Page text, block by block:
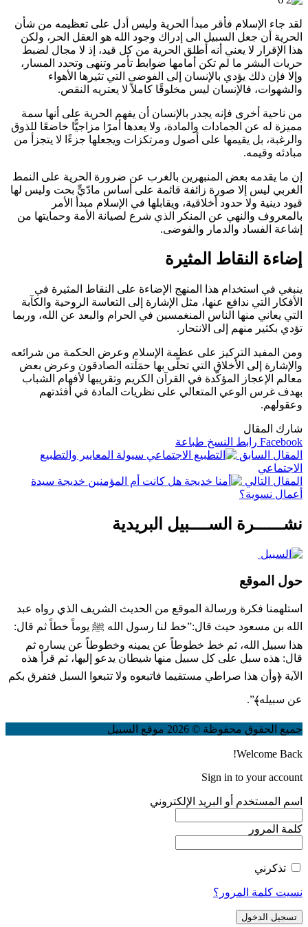
لقد جاء الإسلام فأقر مبدأ الحرية وليس أدل على تعظيمه من شأن
الحرية أن جعل السبيل الى إدراك وجود الله هو العقل الحر، ولكن
هذا الإقرار لا يعني أنه أطلق الحرية من كل قيد، إذ لا مجال لضبط
حريات البشر ما لم تكن أمامها ضوابط تأمر وتنهى وتحدد المسار،
وإلا فإن ذلك يؤدي بالإنسان إلى الفوضى التي تثيرها الأهواء
والشهوات، فالإنسان ليس مخلوقًا كاملاً لا يعتريه النقص.
من ناحية أخرى فإنه يجدر بالإنسان أن يفهم الحرية على أنها سمة
مميزة له عن الجمادات والمادة، ولا يعدها أمرًا مزاجيًّا خاضعًا للذوق
والرغبة، بل يقيمها على أصول ومرتكزات ويجعلها جزءًا لا يتجزأ من
مبادئه وقيمه.
إن ما يقدمه بعض المنبهرين بالغرب عن ضرورة الحرية على النمط
الغربي ليس إلا صورة زائفة قائمة على أساس مادّيٍّ بحت وليس لها
قيود دينية ولا حدود أخلاقية، ويقابلها في الإسلام مبدأ الأمر
بالمعروف والنهي عن المنكر الذي شرع لصيانة الأمة وحمايتها من
إشاعة الفساد والدمار والفوضى.
إضاءة النقاط المثيرة
ينبغي في استخدام هذا المنهج الإضاءة على النقاط المثيرة في
الأفكار التي ندافع عنها، مثل الإشارة إلى التعاسة الروحية والكآبة
التي يعاني منها الناس المنغمسين في الحرام والبعد عن الله، وربما
تؤدي بكثير منهم إلى الانتحار.
ومن المفيد التركيز على عظمة الإسلام وعرض الحكمة من شرائعه
والإشارة إلى الأخلاق التي تحلّى بها حمَلَته الصادقون وعرض بعض
معالم الإعجاز المؤكّدة في القرآن الكريم وتقريبها لأفهام الشباب
بهدف غرس الوعي المتعالي على نظريات المادة في أفئدتهم
وعقولهم.
شارك المقال
Facebook رابط النسخ طباعة
المقال السابق
سيولة المعايير والتطبيع
الاجتماعي
المقال التالي
هل كانت أم المؤمنين خديجة سيدة
أعمال نسوية؟
نشــــــرة الســــبيل البريدية
حول الموقع
استلهمنا فكرة ورسالة الموقع من الحديث الشريف الذي رواه عبد
الله بن مسعود حيث قال:”خط لنا رسول الله ﷺ يوماً خطاً ثم قال:
هذا سبيل الله، ثم خط خطوطاً عن يمينه وخطوطاً عن يساره ثم
قال: هذه سبل على كل سبيل منها شيطان يدعو إليها، ثم قرأ هذه
الآية ﴿وأن هذا صراطي مستقيما فاتبعوه ولا تتبعوا السبل فتفرق بكم
عن سبيله﴾”.
جميع الحقوق محفوظة © 2026 موقع السبيل
Welcome Back!
Sign in to your account
اسم المستخدم أو البريد الإلكتروني
كلمة المرور
تذكرني
نسيت كلمة المرور؟